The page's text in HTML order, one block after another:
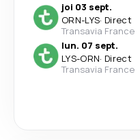
joi 03 sept.
ORN-LYS· Direct
Transavia France
lun. 07 sept.
LYS-ORN· Direct
Transavia France